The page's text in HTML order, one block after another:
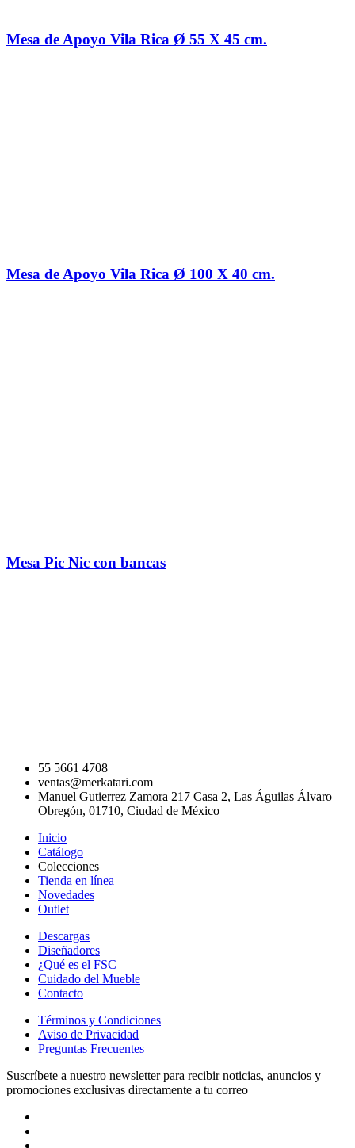
Mesa de Apoyo Vila Rica Ø 55 X 45 cm.
Mesa de Apoyo Vila Rica Ø 100 X 40 cm.
Mesa Pic Nic con bancas
55 5661 4708
ventas@merkatari.com
Manuel Gutierrez Zamora 217 Casa 2, Las Águilas Álvaro
Obregón, 01710, Ciudad de México
Inicio
Catálogo
Colecciones
Tienda en línea
Novedades
Outlet
Descargas
Diseñadores
¿Qué es el FSC
Cuidado del Mueble
Contacto
Términos y Condiciones
Aviso de Privacidad
Preguntas Frecuentes
Suscríbete a nuestro newsletter para recibir noticias, anuncios y
promociones exclusivas directamente a tu correo